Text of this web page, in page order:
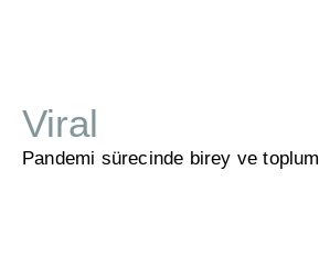
Viral
Pandemi sürecinde birey ve toplum